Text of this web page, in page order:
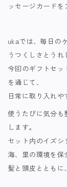
ッセージカードを
ukaでは、毎日の
うつくしさとうれ
今回のギフトセッ
を通じて、
日常に取り入れや
使うたびに気分も
します。
セット内のイズシ
海、里の環境を保
髪と頭皮とともに